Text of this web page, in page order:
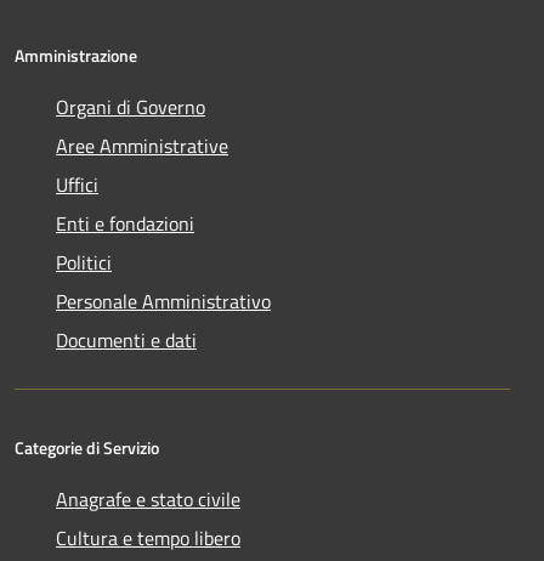
Amministrazione
Organi di Governo
Aree Amministrative
Uffici
Enti e fondazioni
Politici
Personale Amministrativo
Documenti e dati
Categorie di Servizio
Anagrafe e stato civile
Cultura e tempo libero